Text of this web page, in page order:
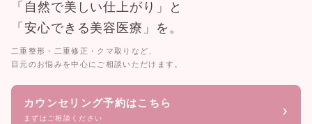
「自然で美しい仕上がり」と
「安心できる美容医療」を。
二重整形・二重修正・クマ取りなど、
目元のお悩みを中心にご相談いただけます。
カウンセリング予約はこちら
まずはご相談ください ›